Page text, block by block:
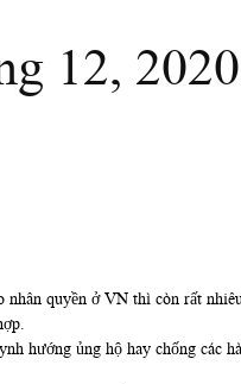
12, 2020
quyền ở VN thì còn rất
hướng ủng hộ hay chống các